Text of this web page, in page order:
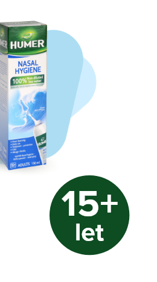
Nezbytné
Tyto
soubory
cookie
nejsou
volitelné.
Jsou
nezbytné
pro
fungování
webových
stránek.
Statistiky
Abychom